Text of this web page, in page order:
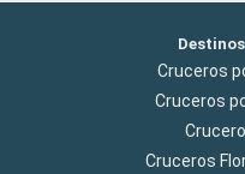
Cruceros
Cruceros
Cruceros